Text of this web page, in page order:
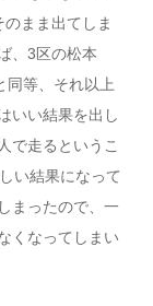
まま出てしま
、3区の松本
同等、それ以上
いい結果を出し
で走るというこ
い結果になって
まったので、一
くなってしまい